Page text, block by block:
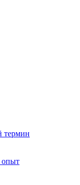
термин
опыт